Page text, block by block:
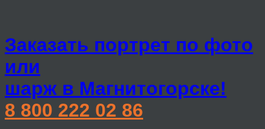
Заказать портрет по фото
или
шарж в Магнитогорске!
8 800 222 02 86